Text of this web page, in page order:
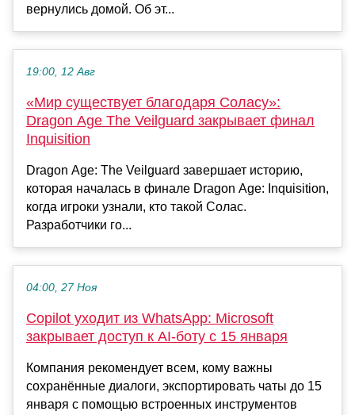
вернулись домой. Об эт...
19:00, 12 Авг
«Мир существует благодаря Соласу»:
Dragon Age The Veilguard закрывает финал
Inquisition
Dragon Age: The Veilguard завершает историю,
которая началась в финале Dragon Age: Inquisition,
когда игроки узнали, кто такой Солас.
Разработчики го...
04:00, 27 Ноя
Copilot уходит из WhatsApp: Microsoft
закрывает доступ к AI-боту с 15 января
Компания рекомендует всем, кому важны
сохранённые диалоги, экспортировать чаты до 15
января с помощью встроенных инструментов